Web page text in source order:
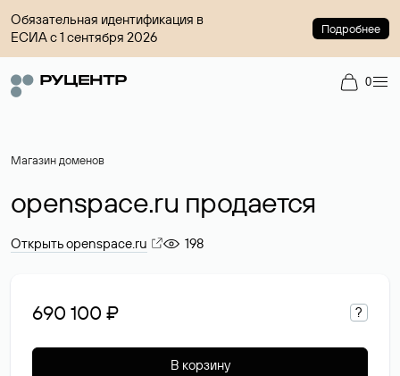
Обязательная идентификация в
ЕСИА с 1 сентября 2026
Подробнее
0
Магазин доменов
openspace.ru продается
Открыть openspace.ru 198
690 100 ₽ ?
В корзину